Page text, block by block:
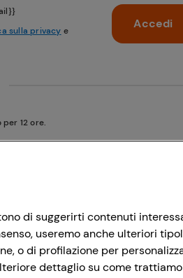
sulla privacy e Accedi
12 ore.
di suggerirti contenuti
useremo anche ulteriori
o di profilazione per
dettaglio su come